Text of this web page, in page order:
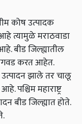
कोष उत्पादक
त्यामुळे मराठवाडा
बीड जिल्ह्यातील
करत आहेत.
उत्पादन झाले तर चालू
पश्चिम महाराष्ट्र
बीड जिल्ह्यात होते.